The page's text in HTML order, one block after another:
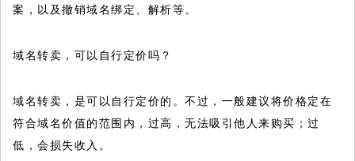
案，以及撤销域名绑定、解析等。
域名转卖，可以自行定价吗？
域名转卖，是可以自行定价的。不过，一般建议将价格定在
符合域名价值的范围内，过高，无法吸引他人来购买；过
低，会损失收入。